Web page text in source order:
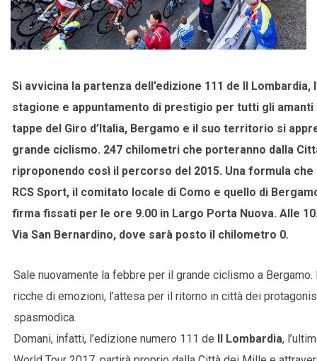
Si avvicina la partenza dell’edizione 111 de Il
stagione e appuntamento di prestigio per tutti gli
tappe del Giro d’Italia, Bergamo e il suo territorio si
grande ciclismo. 247 chilometri che porteranno dalla
riproponendo così il percorso del 2015. Una formula
RCS Sport, il comitato locale di Como e quello di
firma fissati per le ore 9.00 in Largo Porta Nuova. Alle
Via San Bernardino, dove sarà posto il chilometro 0.
Sale nuovamente la febbre per il grande ciclismo a
ricche di emozioni, l’attesa per il ritorno in città dei
spasmodica.
Domani, infatti, l’edizione numero 111 de Il Lombardia,